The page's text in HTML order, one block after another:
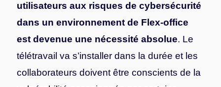
utilisateurs aux risques de cybersécurité
dans un environnement de Flex-office
est devenue une nécessité absolue. Le
télétravail va s’installer dans la durée et les
collaborateurs doivent être conscients de la